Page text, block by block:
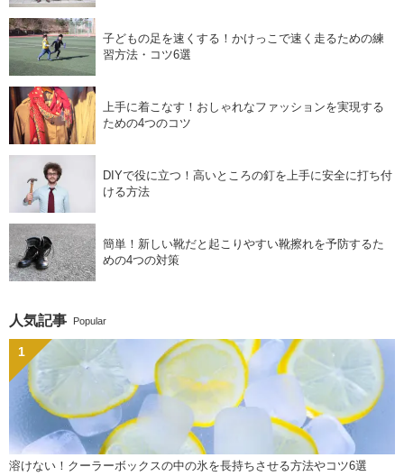
子どもの足を速くする！かけっこで速く走るための練
習方法・コツ6選
上手に着こなす！おしゃれなファッションを実現する
ための4つのコツ
DIYで役に立つ！高いところの釘を上手に安全に打ち付
ける方法
簡単！新しい靴だと起こりやすい靴擦れを予防するた
めの4つの対策
人気記事 Popular
溶けない！クーラーボックスの中の氷を長持ちさせる方法やコツ6選